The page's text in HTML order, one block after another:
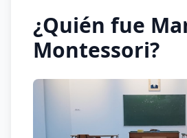
¿Quién fue
Montessori?